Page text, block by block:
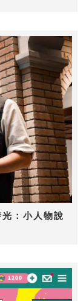
：小人物說